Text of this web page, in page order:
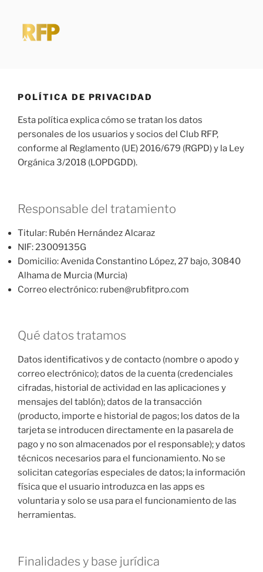
contenido
POLÍTICA DE PRIVACIDAD
Esta política explica cómo se tratan los datos
personales de los usuarios y socios del Club RFP,
conforme al Reglamento (UE) 2016/679 (RGPD) y la Ley
Orgánica 3/2018 (LOPDGDD).
Responsable del tratamiento
Titular: Rubén Hernández Alcaraz
NIF: 23009135G
Domicilio: Avenida Constantino López, 27 bajo, 30840
Alhama de Murcia (Murcia)
Correo electrónico: ruben@rubfitpro.com
Qué datos tratamos
Datos identificativos y de contacto (nombre o apodo y
correo electrónico); datos de la cuenta (credenciales
cifradas, historial de actividad en las aplicaciones y
mensajes del tablón); datos de la transacción
(producto, importe e historial de pagos; los datos de la
tarjeta se introducen directamente en la pasarela de
pago y no son almacenados por el responsable); y datos
técnicos necesarios para el funcionamiento. No se
solicitan categorías especiales de datos; la información
física que el usuario introduzca en las apps es
voluntaria y solo se usa para el funcionamiento de las
herramientas.
Finalidades y base jurídica